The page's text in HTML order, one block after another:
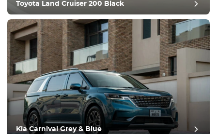
Toyota Land Cruiser 200 Black
Kia Carnival Grey & Blue